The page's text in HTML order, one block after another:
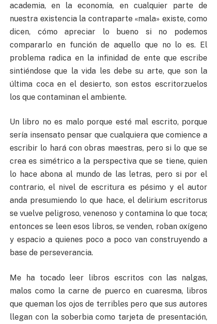
academia, en la economía, en cualquier parte de
nuestra existencia la contraparte «mala» existe, como
dicen, cómo apreciar lo bueno si no podemos
compararlo en función de aquello que no lo es. El
problema radica en la infinidad de ente que escribe
sintiéndose que la vida les debe su arte, que son la
última coca en el desierto, son estos escritorzuelos
los que contaminan el ambiente.
Un libro no es malo porque esté mal escrito, porque
sería insensato pensar que cualquiera que comience a
escribir lo hará con obras maestras, pero si lo que se
crea es simétrico a la perspectiva que se tiene, quien
lo hace abona al mundo de las letras, pero si por el
contrario, el nivel de escritura es pésimo y el autor
anda presumiendo lo que hace, el delirium escritorus
se vuelve peligroso, venenoso y contamina lo que toca;
entonces se leen esos libros, se venden, roban oxígeno
y espacio a quienes poco a poco van construyendo a
base de perseverancia.
Me ha tocado leer libros escritos con las nalgas,
malos como la carne de puerco en cuaresma, libros
que queman los ojos de terribles pero que sus autores
llegan con la soberbia como tarjeta de presentación,